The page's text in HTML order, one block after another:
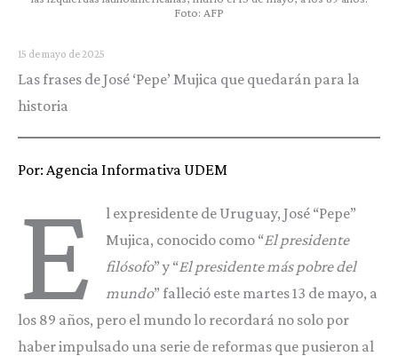
Foto: AFP
15 de mayo de 2025
Las frases de José ‘Pepe’ Mujica que quedarán para la
historia
Por: Agencia Informativa UDEM
E
l expresidente de Uruguay, José “Pepe”
Mujica, conocido como “El presidente
filósofo” y “El presidente más pobre del
mundo” falleció este martes 13 de mayo, a
los 89 años, pero el mundo lo recordará no solo por
haber impulsado una serie de reformas que pusieron al